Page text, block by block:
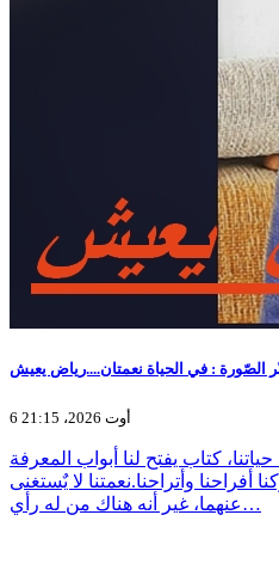
الصّورة : في الحياة نعمتان....رياض يعيش
6 أوت 2026، 21:15
كتاب يفتح لنا أبواب المعرفة
وأتراحنا.نعمتنا لا يٌستغنى
عنهما، غير أنه هناك من له رأي…